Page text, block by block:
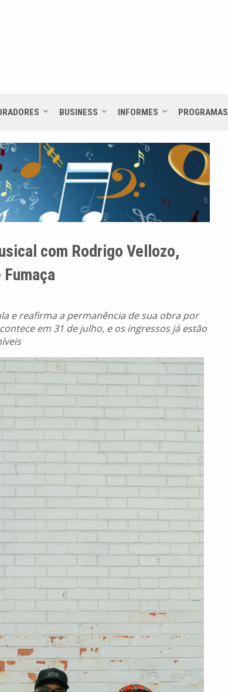
BUSINESS INFORMES PROGRAMAS
com Rodrigo Vellozo,
e reafirma a permanência de sua obra por
em 31 de julho, e os ingressos já estão